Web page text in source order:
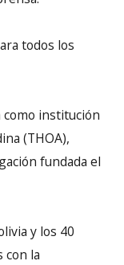
todos los
institución
(THOA),
fundada el
y los 40
con la